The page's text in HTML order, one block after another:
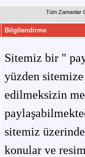
Tüm Zamanlar
Bilgilendirme
Sitemiz bir "
yüzden
edilmeksizin
sitemiz
konular ve